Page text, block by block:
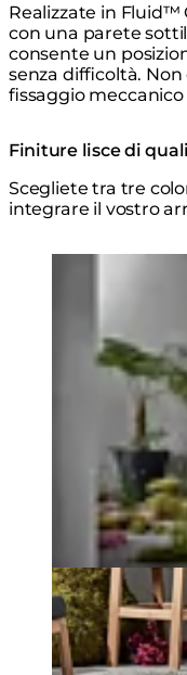
Realizzate in Fluid™
con una parete
consente un
senza difficoltà.
fissaggio
Finiture lisce di
Scegliete tra tre
integrare il vostro